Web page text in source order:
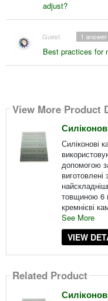
adjust?
Guest
Best practices for
1 answer
View More Product
Силіконові
допомогою
виготовлені
товщиною 6
кремнієві
See More
VIEW
Related Product